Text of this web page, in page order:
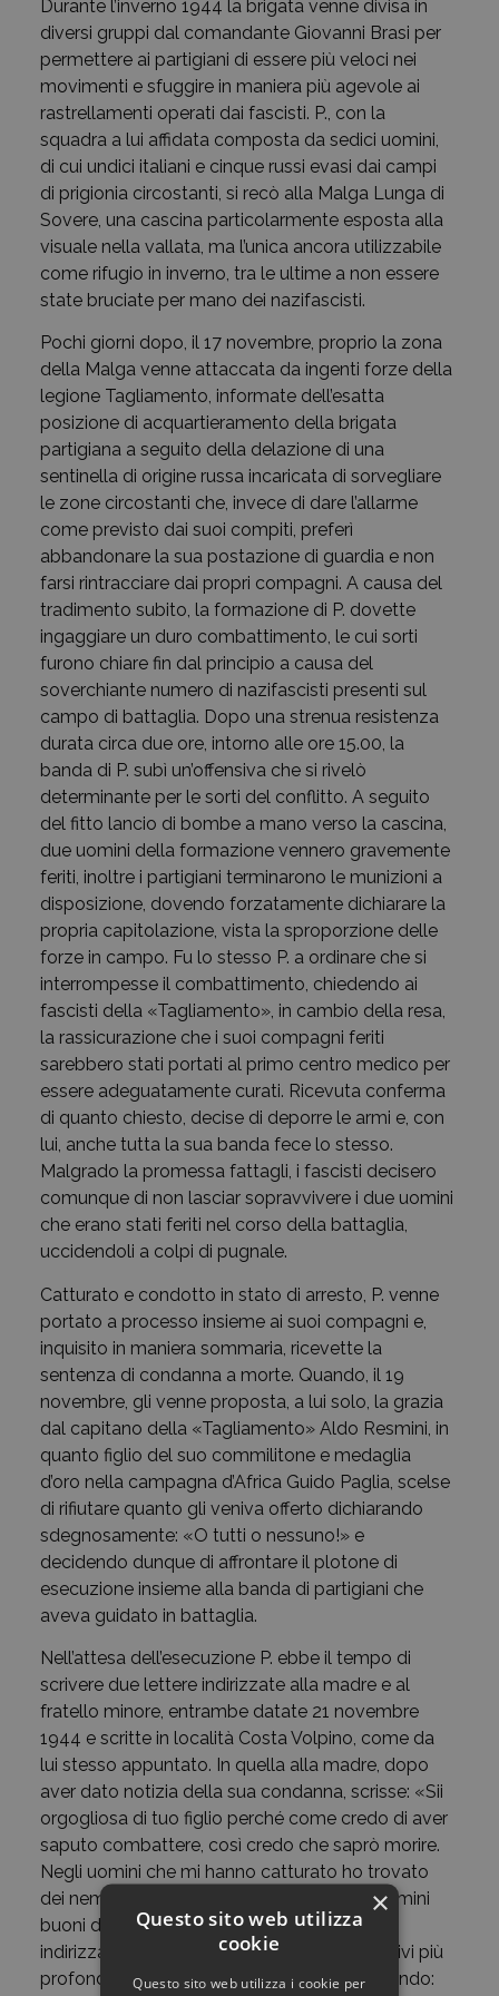
Durante l’inverno 1944 la brigata venne divisa in
diversi gruppi dal comandante Giovanni Brasi per
permettere ai partigiani di essere più veloci nei
movimenti e sfuggire in maniera più agevole ai
rastrellamenti operati dai fascisti. P., con la
squadra a lui affidata composta da sedici uomini,
di cui undici italiani e cinque russi evasi dai campi
di prigionia circostanti, si recò alla Malga Lunga di
Sovere, una cascina particolarmente esposta alla
visuale nella vallata, ma l’unica ancora utilizzabile
come rifugio in inverno, tra le ultime a non essere
state bruciate per mano dei nazifascisti.
Pochi giorni dopo, il 17 novembre, proprio la zona
della Malga venne attaccata da ingenti forze della
legione Tagliamento, informate dell’esatta
posizione di acquartieramento della brigata
partigiana a seguito della delazione di una
sentinella di origine russa incaricata di sorvegliare
le zone circostanti che, invece di dare l’allarme
come previsto dai suoi compiti, preferì
abbandonare la sua postazione di guardia e non
farsi rintracciare dai propri compagni. A causa del
tradimento subito, la formazione di P. dovette
ingaggiare un duro combattimento, le cui sorti
furono chiare fin dal principio a causa del
soverchiante numero di nazifascisti presenti sul
campo di battaglia. Dopo una strenua resistenza
durata circa due ore, intorno alle ore 15.00, la
banda di P. subì un’offensiva che si rivelò
determinante per le sorti del conflitto. A seguito
del fitto lancio di bombe a mano verso la cascina,
due uomini della formazione vennero gravemente
feriti, inoltre i partigiani terminarono le munizioni a
disposizione, dovendo forzatamente dichiarare la
propria capitolazione, vista la sproporzione delle
forze in campo. Fu lo stesso P. a ordinare che si
interrompesse il combattimento, chiedendo ai
fascisti della «Tagliamento», in cambio della resa,
la rassicurazione che i suoi compagni feriti
sarebbero stati portati al primo centro medico per
essere adeguatamente curati. Ricevuta conferma
di quanto chiesto, decise di deporre le armi e, con
lui, anche tutta la sua banda fece lo stesso.
Malgrado la promessa fattagli, i fascisti decisero
comunque di non lasciar sopravvivere i due uomini
che erano stati feriti nel corso della battaglia,
uccidendoli a colpi di pugnale.
Catturato e condotto in stato di arresto, P. venne
portato a processo insieme ai suoi compagni e,
inquisito in maniera sommaria, ricevette la
sentenza di condanna a morte. Quando, il 19
novembre, gli venne proposta, a lui solo, la grazia
dal capitano della «Tagliamento» Aldo Resmini, in
quanto figlio del suo commilitone e medaglia
d’oro nella campagna d’Africa Guido Paglia, scelse
di rifiutare quanto gli veniva offerto dichiarando
sdegnosamente: «O tutti o nessuno!» e
decidendo dunque di affrontare il plotone di
esecuzione insieme alla banda di partigiani che
aveva guidato in battaglia.
Nell’attesa dell’esecuzione P. ebbe il tempo di
scrivere due lettere indirizzate alla madre e al
fratello minore, entrambe datate 21 novembre
1944 e scritte in località Costa Volpino, come da
lui stesso appuntato. In quella alla madre, dopo
aver dato notizia della sua condanna, scrisse: «Sii
orgogliosa di tuo figlio perché come credo di aver
saputo combattere, così credo che saprò morire.
Negli uomini che mi hanno catturato ho trovato
dei nemici leali in combattimento e degli uomini
buoni durante la prigionia». Nella seconda,
indirizzata al fratello «Toty», spiegava i motivi più
profondi della sua scelta partigiana, affermando:
×
Questo sito web utilizza
cookie
Questo sito web utilizza i cookie per